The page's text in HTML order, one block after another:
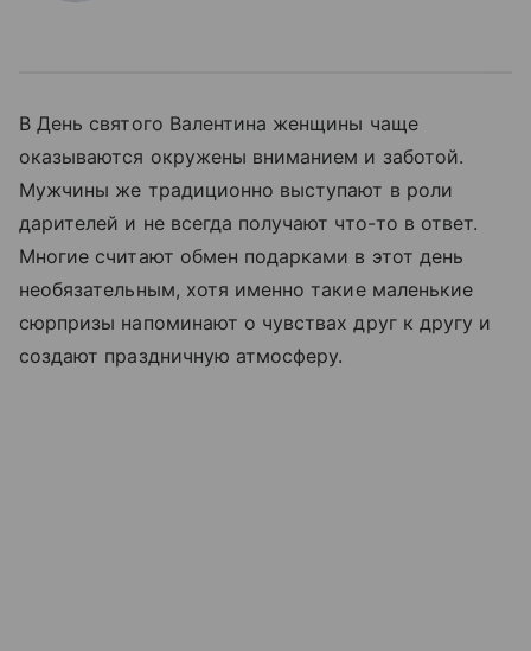
В День святого Валентина женщины чаще
оказываются окружены вниманием и заботой.
Мужчины же традиционно выступают в роли
дарителей и не всегда получают что-то в ответ.
Многие считают обмен подарками в этот день
необязательным, хотя именно такие маленькие
сюрпризы напоминают о чувствах друг к другу и
создают праздничную атмосферу.